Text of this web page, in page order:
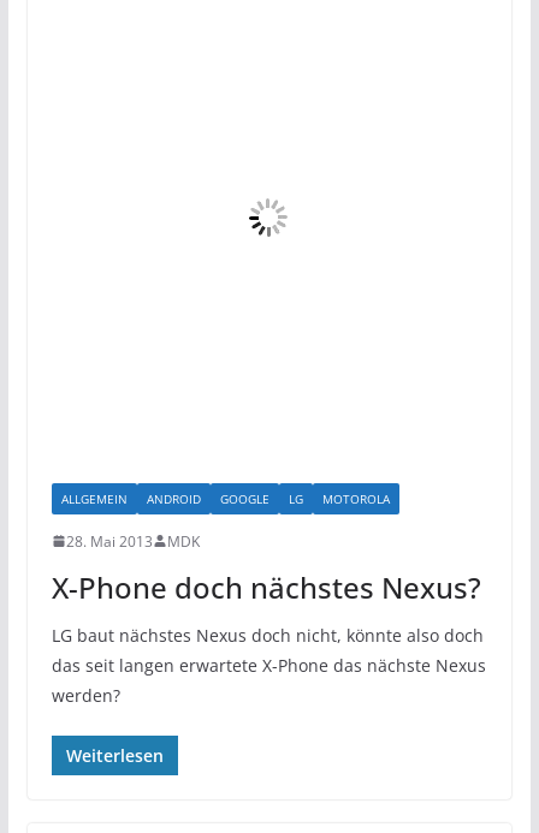
ALLGEMEIN ANDROID GOOGLE LG MOTOROLA
28. Mai 2013 MDK
X-Phone doch nächstes Nexus?
LG baut nächstes Nexus doch nicht, könnte also doch
das seit langen erwartete X-Phone das nächste Nexus
werden?
Weiterlesen